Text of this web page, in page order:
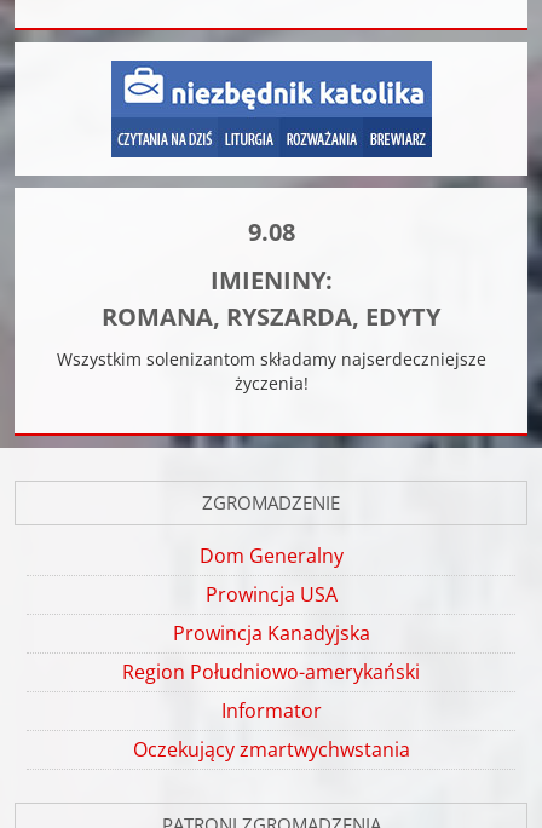
9.08
IMIENINY:
ROMANA, RYSZARDA, EDYTY
Wszystkim solenizantom składamy najserdeczniejsze
życzenia!
ZGROMADZENIE
Dom Generalny
Prowincja USA
Prowincja Kanadyjska
Region Południowo-amerykański
Informator
Oczekujący zmartwychwstania